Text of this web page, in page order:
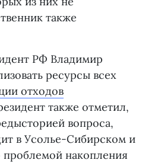
также
РФ Владимир
ресурсы всех
отходов
также отметил,
вопроса,
в Усолье-Сибирском и
накопления